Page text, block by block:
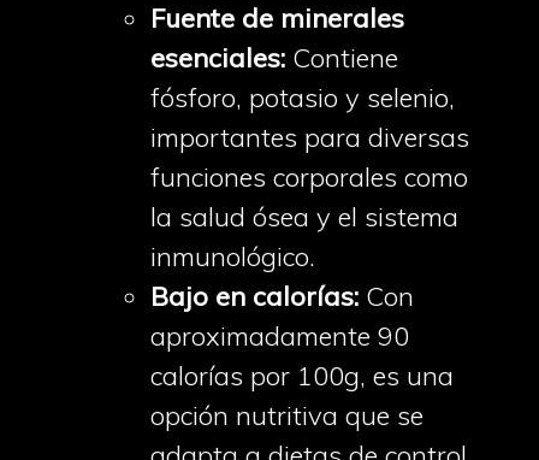
Fuente de minerales
esenciales: Contiene
fósforo, potasio y selenio,
importantes para diversas
funciones corporales como
la salud ósea y el sistema
inmunológico.
Bajo en calorías: Con
aproximadamente 90
calorías por 100g, es una
opción nutritiva que se